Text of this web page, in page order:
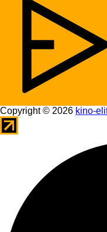
Copyright © 2026 kino-